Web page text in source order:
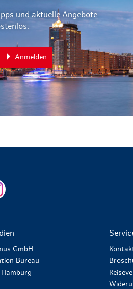
und aktuelle Angebote
Anmelden
GmbH
Bureau